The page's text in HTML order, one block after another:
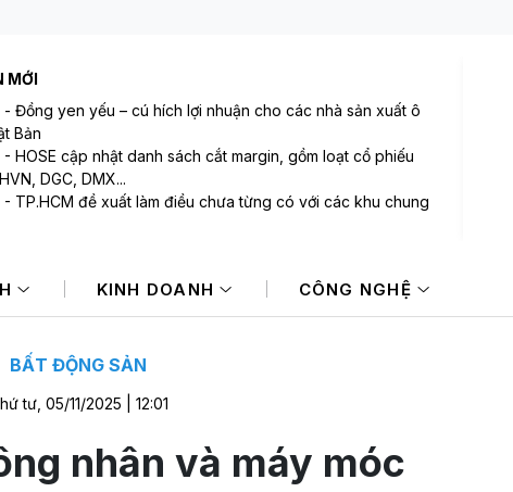
MỚI
- Đồng yen yếu – cú hích lợi nhuận cho các nhà sản xuất ô
Bản
- HOSE cập nhật danh sách cắt margin, gồm loạt cổ phiếu
DGC, DMX...
- TP.HCM đề xuất làm điều chưa từng có với các khu chung
- Một yếu tố quan trọng đang trở lại trên thị trường chứng
7
KINH DOANH CÔNG NGHỆ
BẤT ĐỘNG SẢN
tư, 05/11/2025 | 12:01
nhân và máy móc